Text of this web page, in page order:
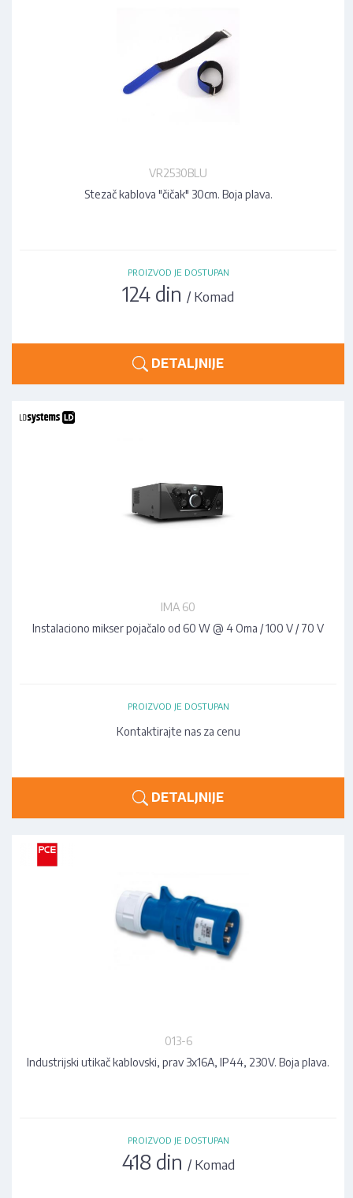
VR2530BLU
Stezač kablova "čičak" 30cm. Boja plava.
PROIZVOD JE DOSTUPAN
124 din / Komad
DETALJNIJE
IMA 60
Instalaciono mikser pojačalo od 60 W @ 4 Oma / 100 V / 70 V
PROIZVOD JE DOSTUPAN
Kontaktirajte nas za cenu
DETALJNIJE
013-6
Industrijski utikač kablovski, prav 3x16A, IP44, 230V. Boja plava.
PROIZVOD JE DOSTUPAN
418 din / Komad